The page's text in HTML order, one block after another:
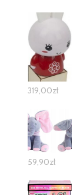
319,00zł
59,90zł